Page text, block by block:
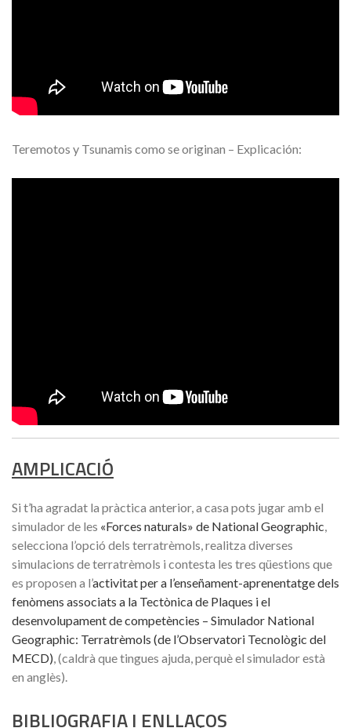
Teremotos y Tsunamis como se originan – Explicación:
AMPLICACIÓ
Si t’ha agradat la pràctica anterior, a casa pots jugar amb el
simulador de les «Forces naturals» de National Geographic,
selecciona l’opció dels terratrèmols, realitza diverses
simulacions de terratrèmols i contesta les tres qüestions que
es proposen a l’activitat per a l’enseñament-aprenentatge dels
fenòmens associats a la Tectònica de Plaques i el
desenvolupament de competències – Simulador National
Geographic: Terratrèmols (de l’Observatori Tecnològic del
MECD), (caldrà que tingues ajuda, perquè el simulador està
en anglès).
BIBLIOGRAFIA I ENLLAÇOS